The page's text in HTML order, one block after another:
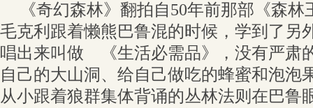
《奇幻森林》翻拍自50年前那部《森
毛克利跟着懒熊巴鲁混的时候，学到了另
唱出来叫做 《生活必需品》，没有严肃
自己的大山洞、给自己做吃的蜂蜜和泡泡
从小跟着狼群集体背诵的丛林法则在巴鲁